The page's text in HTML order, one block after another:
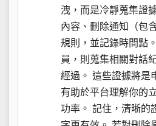
洩，而是冷靜蒐集證
內容、刪除通知（包
規則，並記錄時間點
員，則蒐集相關對話
經過。 這些證據將是
有助於平台理解你的
功率。 記住，清晰的